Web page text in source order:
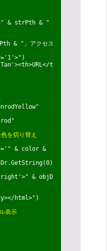
strPth & "
"」アクセス
t
を切り替え
& color &
& objD
html>")
表示